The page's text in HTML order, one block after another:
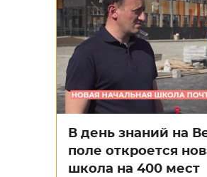
В день знаний на
поле откроется
школа на 400 мест